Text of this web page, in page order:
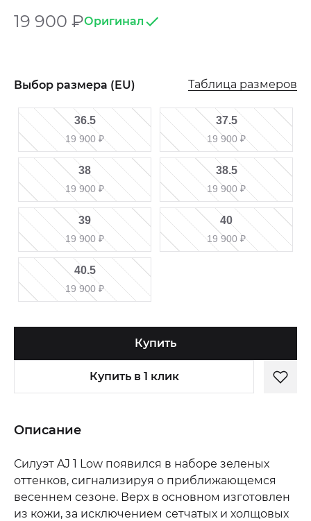
19 900 ₽Оригинал
Выбор размера (EU) Таблица размеров
36.5
19 900 ₽
37.5
19 900 ₽
38
19 900 ₽
38.5
19 900 ₽
39
19 900 ₽
40
19 900 ₽
40.5
19 900 ₽
Купить
Купить в 1 клик
Описание
Силуэт AJ 1 Low появился в наборе зеленых
оттенков, сигнализируя о приближающемся
весеннем сезоне. Верх в основном изготовлен
из кожи, за исключением сетчатых и холщовых